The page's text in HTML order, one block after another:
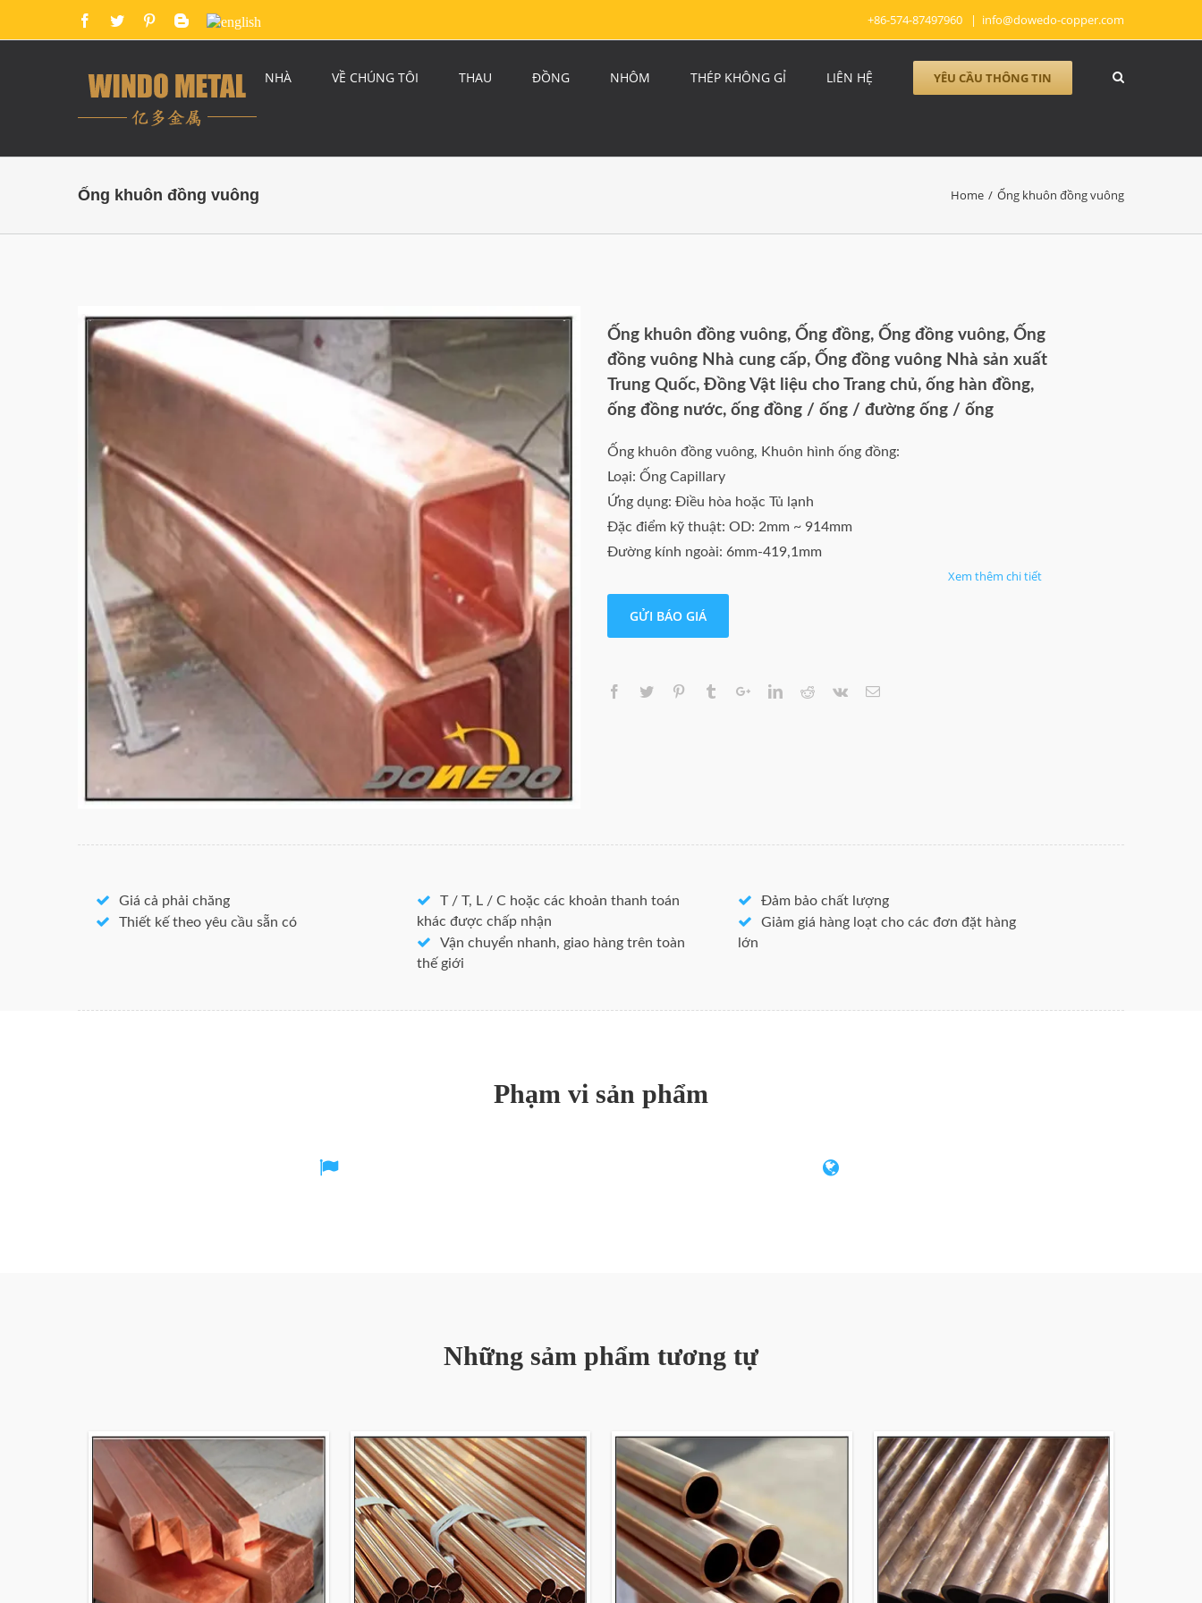
+86-574-87497960 | info@dowedo-copper.com
NHÀ VỀ CHÚNG TÔI THAU ĐỒNG NHÔM THÉP KHÔNG GỈ LIÊN HỆ YÊU CẦU THÔNG TIN
Ống khuôn đồng vuông Home / Ống khuôn đồng vuông
Ống khuôn đồng vuông, Ống đồng, Ống đồng vuông, Ống
đồng vuông Nhà cung cấp, Ống đồng vuông Nhà sản xuất
Trung Quốc, Đồng Vật liệu cho Trang chủ, ống hàn đồng,
ống đồng nước, ống đồng / ống / đường ống / ống
Ống khuôn đồng vuông, Khuôn hình ống đồng:
Loại: Ống Capillary
Ứng dụng: Điều hòa hoặc Tủ lạnh
Đặc điểm kỹ thuật: OD: 2mm ~ 914mm
Đường kính ngoài: 6mm-419,1mm
Sức mạnh cuối cùng (≥ MPa): 205-245
Thời hạn: CIF CFR FOB Ex-Work
Bề mặt: sáng
phụ kiện máy. Thép đúc chảy trực tiếp bên trong ống đồng kết tinh,
đụng và đôi khi bị cô lập. Dẫn nhiệt tốt, tái kết tinh nhiệt độ cao, mệt
mòn. Đồng được các nghệ sĩ, thợ máy và kiến trúc sư tìm kiếm bởi vẻ
đẹp, tính dẻo dai, tính dẫn điện và khả năng gia công của đồng. Vòng
như gói mẫu đa dạng. Ống khuôn đồng vuông
Chúng tôi có thể sản xuất ống khuôn đồng theo thông số kỹ thuật của
khách hàng hoàn toàn.
Khuôn đồng được đặt ở vị trí tim của máy đúc liên tục (CCM).
Chi tiết kỹ thuật chi tiết của chúng tôi cho ống đồng như sau:
Xem thêm chi tiết
GỬI BÁO GIÁ
Giá cả phải chăng
Thiết kế theo yêu cầu sẵn có
T / T, L / C hoặc các khoản thanh toán
khác được chấp nhận
Vận chuyển nhanh, giao hàng trên toàn
thế giới
Đảm bảo chất lượng
Giảm giá hàng loạt cho các đơn đặt hàng
lớn
Phạm vi sản phẩm
Những sảm phẩm tương tự